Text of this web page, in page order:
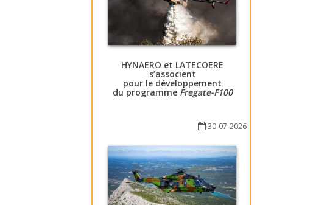
HYNAERO et LATECOERE
s’associent
pour le développement
du programme Fregate-F100
30-07-2026